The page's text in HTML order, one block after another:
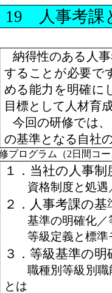
19 人事考課
納得性のある人
することが必要で
める能力を明確に
目標として人材育
今回の研修では
の基準となる自社
プログラム（2日間
１．当社の人事制
資格制度と処遇
２．人事考課の基
基準の明確化／
等級定義と標準
３．等級基準の明
職種別等級別職
とは